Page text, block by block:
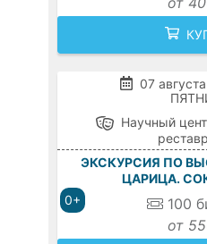
07 августа
0+
Научный
ЭКСКУРСИЯ ПО
ЦАРИЦА.
100
от